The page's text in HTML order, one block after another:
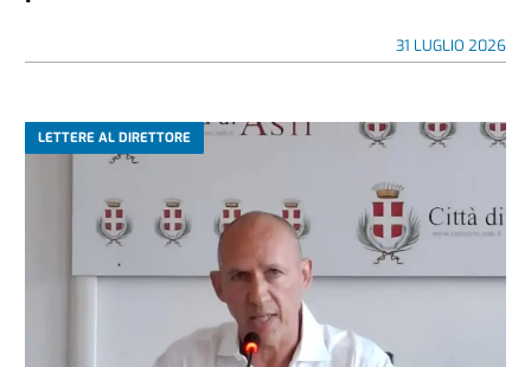
31 LUGLIO 2026
LETTERE AL DIRETTORE